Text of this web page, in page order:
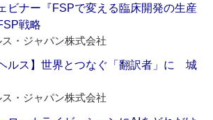
ビナー『FSPで変える臨床開発の生産
戦略
・ジャパン株式会社
ルス】世界とつなぐ「翻訳者」に 城
・ジャパン株式会社